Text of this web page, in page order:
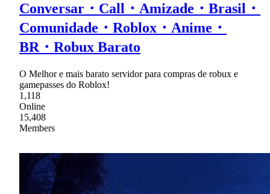
Conversar・Call・Amizade・Brasil・
Comunidade・Roblox・Anime・
BR・Robux Barato
O Melhor e mais barato servidor para compras de robux e
gamepasses do Roblox!
1,118
Online
15,408
Members